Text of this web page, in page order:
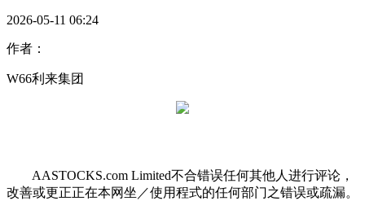
2026-05-11 06:24
作者：
W66利来集团
AASTOCKS.com Limited不合错误任何其他人进行评论，
改善或更正正在本网坐／使用程式的任何部门之错误或疏漏。